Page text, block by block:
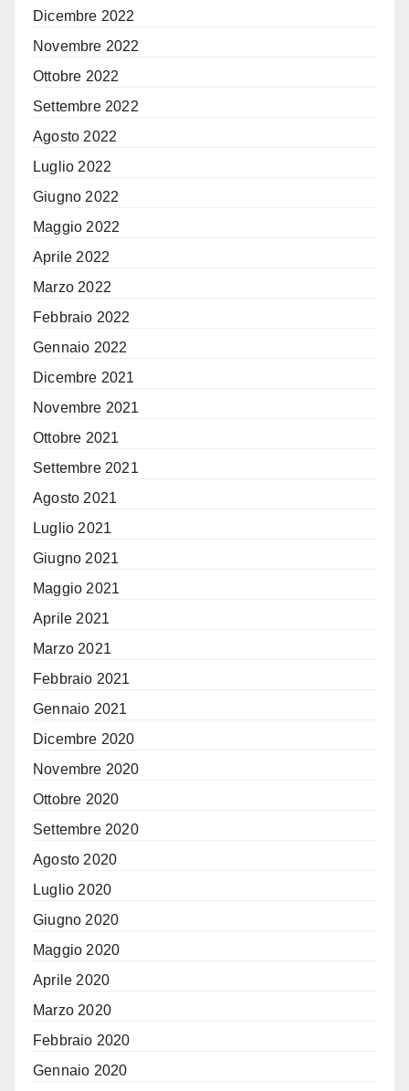
Dicembre 2022
Novembre 2022
Ottobre 2022
Settembre 2022
Agosto 2022
Luglio 2022
Giugno 2022
Maggio 2022
Aprile 2022
Marzo 2022
Febbraio 2022
Gennaio 2022
Dicembre 2021
Novembre 2021
Ottobre 2021
Settembre 2021
Agosto 2021
Luglio 2021
Giugno 2021
Maggio 2021
Aprile 2021
Marzo 2021
Febbraio 2021
Gennaio 2021
Dicembre 2020
Novembre 2020
Ottobre 2020
Settembre 2020
Agosto 2020
Luglio 2020
Giugno 2020
Maggio 2020
Aprile 2020
Marzo 2020
Febbraio 2020
Gennaio 2020